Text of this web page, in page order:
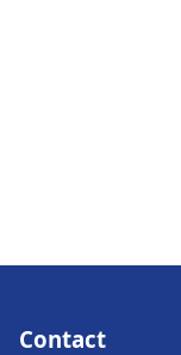
Contact